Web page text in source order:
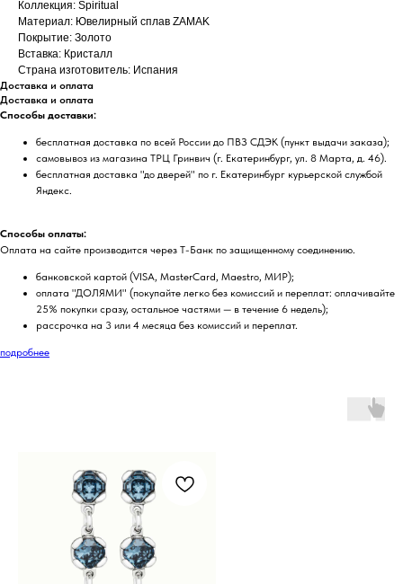
Коллекция: Spiritual
Материал: Ювелирный сплав ZAMAK
Покрытие: Золото
Вставка: Кристалл
Страна изготовитель: Испания
Доставка и оплата
Доставка и оплата
Способы доставки:
бесплатная доставка по всей России до ПВЗ СДЭК (пункт выдачи заказа);
самовывоз из магазина ТРЦ Гринвич (г. Екатеринбург, ул. 8 Марта, д. 46).
бесплатная доставка "до дверей" по г. Екатеринбург курьерской службой
Яндекс.
Способы оплаты:
Оплата на сайте производится через Т-Банк по защищенному соединению.
банковской картой (VISA, MasterCard, Maestro, МИР);
оплата "ДОЛЯМИ" (покупайте легко без комиссий и переплат: оплачивайте
25% покупки сразу, остальное частями — в течение 6 недель);
рассрочка на 3 или 4 месяца без комиссий и переплат.
подробнее